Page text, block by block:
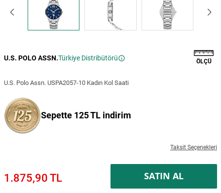
U.S. POLO ASSN.Türkiye Distribütörü ÖLÇÜ
U.S. Polo Assn. USPA2057-10 Kadın Kol Saati
Sepette 125 TL indirim
Taksit Seçenekleri
1.875,90 TL SATIN AL